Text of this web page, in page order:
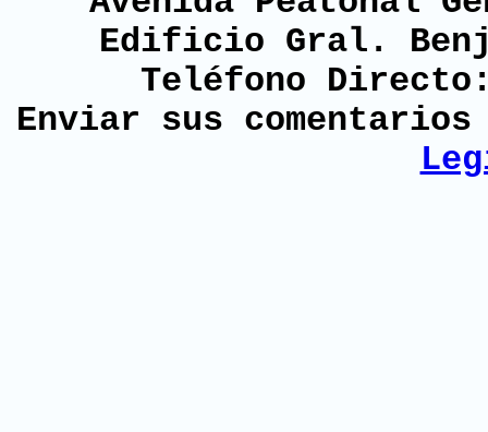
Edificio Gral.
Teléfono
Enviar sus